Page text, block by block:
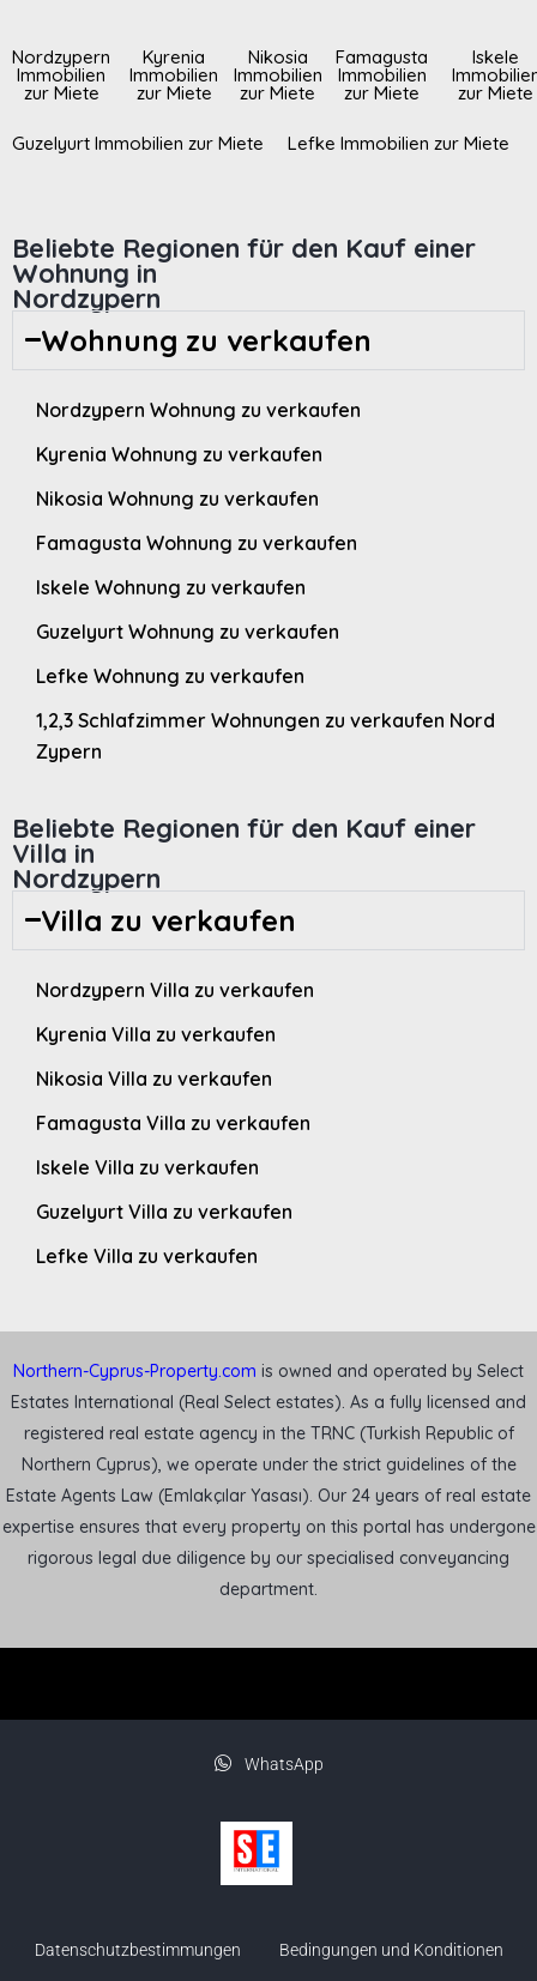
Nordzypern
Immobilien
zur Miete
Kyrenia
Immobilien
zur Miete
Nikosia
Immobilien
zur Miete
Famagusta
Immobilien
zur Miete
Iskele
zur Miete
Guzelyurt Immobilien zur Miete Lefke Immobilien zur Miete
Beliebte Regionen für den Kauf einer
Wohnung in
Nordzypern
Wohnung zu verkaufen
Nordzypern Wohnung zu verkaufen
Kyrenia Wohnung zu verkaufen
Nikosia Wohnung zu verkaufen
Famagusta Wohnung zu verkaufen
Iskele Wohnung zu verkaufen
Guzelyurt Wohnung zu verkaufen
Lefke Wohnung zu verkaufen
1,2,3 Schlafzimmer Wohnungen zu verkaufen Nord
Zypern
Beliebte Regionen für den Kauf einer
Villa in
Nordzypern
Villa zu verkaufen
Nordzypern Villa zu verkaufen
Kyrenia Villa zu verkaufen
Nikosia Villa zu verkaufen
Famagusta Villa zu verkaufen
Iskele Villa zu verkaufen
Guzelyurt Villa zu verkaufen
Lefke Villa zu verkaufen
Northern-Cyprus-Property.com is owned and operated by Select
Estates International (Real Select estates). As a fully licensed and
registered real estate agency in the TRNC (Turkish Republic of
Northern Cyprus), we operate under the strict guidelines of the
Estate Agents Law (Emlakçılar Yasası). Our 24 years of real estate
expertise ensures that every property on this portal has undergone
rigorous legal due diligence by our specialised conveyancing
department.
WhatsApp
Datenschutzbestimmungen Bedingungen und Konditionen